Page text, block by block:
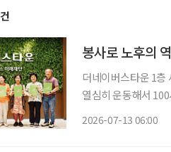
건
봉사로 노후의
더네이버스타운 1층
열심히 운동해서
2026-07-13 06:00